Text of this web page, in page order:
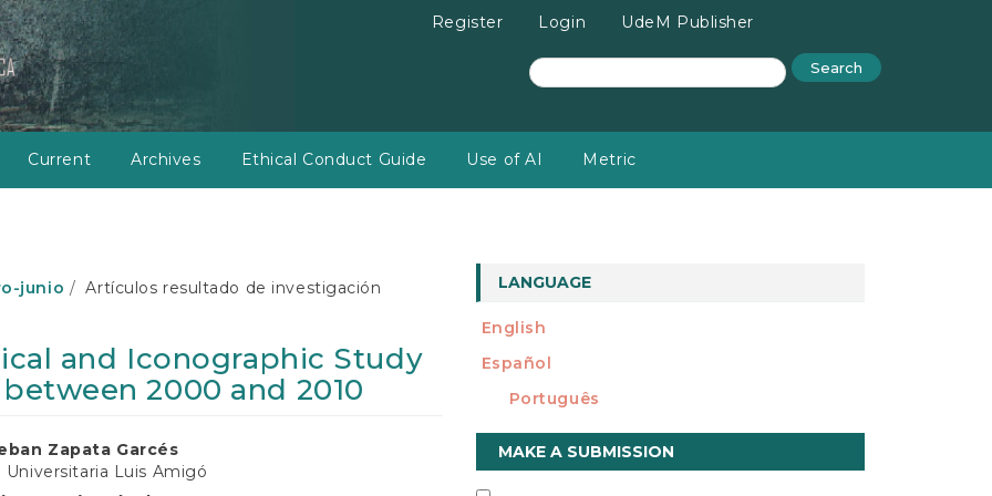
Register Login UdeM Publisher
Current Archives Ethical Conduct Guide Use of AI Metric
Search
junio Artículos resultado de investigación
and Iconographic Study
2000 and 2010
Zapata Garcés
Luis Amigó
LANGUAGE
English
Español
Português
Make
a
MAKE A SUBMISSION